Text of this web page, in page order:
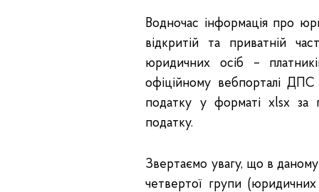
Водночас інформація про
відкритій та приватній
юридичних осіб –
офіційному вебпорталі
податку у форматі xlsx за
податку.
Звертаємо увагу, що в даному
четвертої групи